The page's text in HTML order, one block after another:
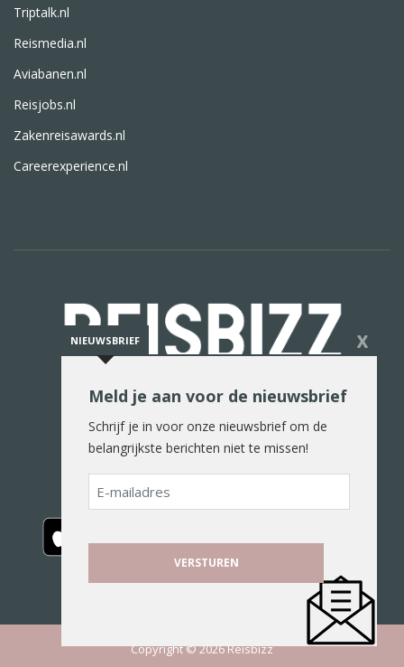
Triptalk.nl
Reismedia.nl
Aviabanen.nl
Reisjobs.nl
Zakenreisawards.nl
Careerexperience.nl
De reiswereld in woord en beeld
Copyright © 2026 Reisbizz
NIEUWSBRIEF X
Meld je aan voor de nieuwsbrief
Schrijf je in voor onze nieuwsbrief om de
belangrijkste berichten niet te missen!
E-
mailadres